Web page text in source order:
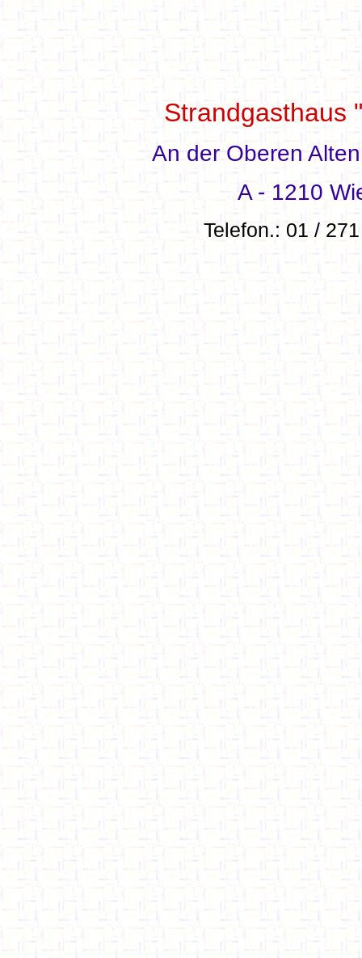
Strandgasthaus
An der Oberen
A - 1210
Telefon.: 01 /